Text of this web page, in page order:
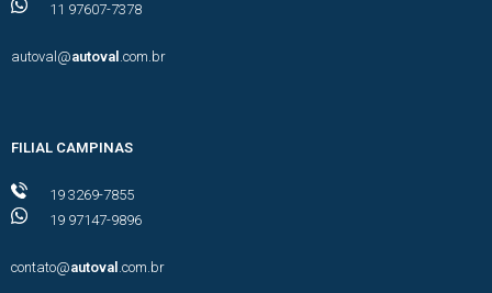
11 97607-7378
autoval@autoval .com.br
FILIAL CAMPINAS
19 3269-7855
19 97147-9896
contato@autoval .com.br